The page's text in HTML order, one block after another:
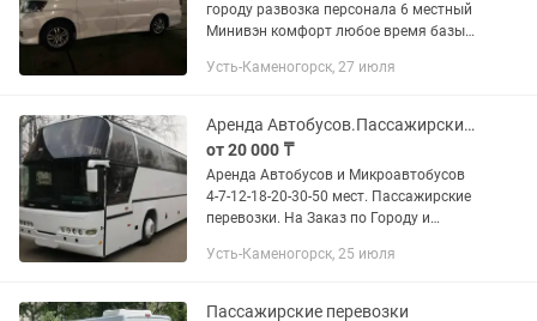
городу развозка персонала 6 местный
Минивэн комфорт любое время базы
Бухтарма,Голубой
Альпы,Нуртау,Сибинские...
Усть-Каменогорск, 27 июля
Аренда Автобусов.Пассажирские перевозки. 18-20-50 мест.
от 20 000 ₸
Аренда Автобусов и Микроавтобусов
4-7-12-18-20-30-50 мест. Пассажирские
перевозки. На Заказ по Городу и
отдыха. Предлагаю услуги по всем
Усть-Каменогорск, 25 июля
Пассажирские перевозки